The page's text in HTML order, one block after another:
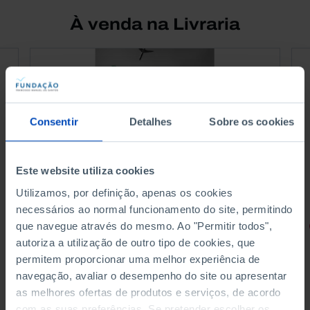
Consentir Detalhes Sobre os cookies
Este website utiliza cookies
Utilizamos, por definição, apenas os cookies
necessários ao normal funcionamento do site, permitindo
que navegue através do mesmo. Ao "Permitir todos",
autoriza a utilização de outro tipo de cookies, que
permitem proporcionar uma melhor experiência de
navegação, avaliar o desempenho do site ou apresentar
as melhores ofertas de produtos e serviços, de acordo
À venda na Livraria
RETRATOS
Promessas do Futebol